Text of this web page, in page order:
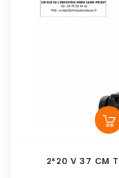
2*20 V 37 CM